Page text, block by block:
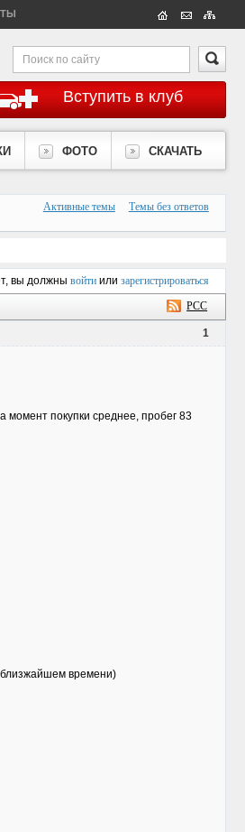
Вступить в клуб
ФОТО СКАЧАТЬ
Активные темы Темы без ответов
вы должны войтиили зарегистрироваться
РСС
1
момент покупки среднее, пробег 83
времени)